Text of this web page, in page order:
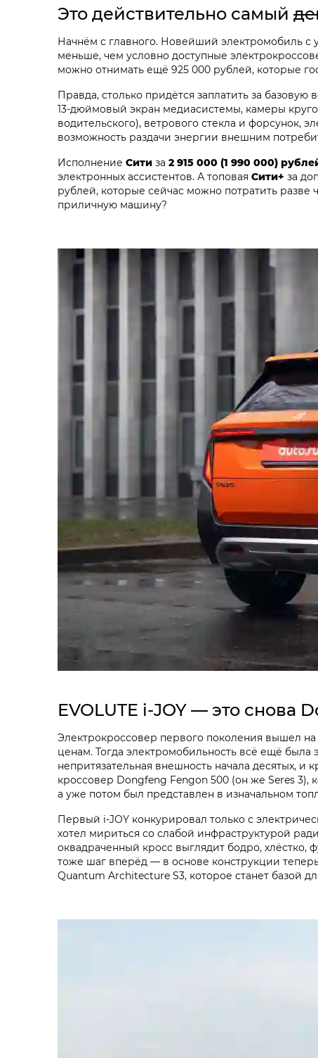
Это действительно самый
Начнём с главного. Новейший электромобиль
меньше, чем условно доступные
можно отнимать ещё 925 000 рублей, которые
Правда, столько придётся заплатить за
13-дюймовый экран медиасистемы, камеры
водительского), ветрового стекла и форсунок,
возможность раздачи энергии внешним
Исполнение Сити за 2 915 000 (1 990 000)
электронных ассистентов. А топовая Сити+ за
рублей, которые сейчас можно потратить разве
приличную машину?
EVOLUTE i‑JOY — это снова
Электрокроссовер первого поколения вышел
ценам. Тогда электромобильность всё ещё была
непритязательная внешность начала десятых,
кроссовер Dongfeng Fengon 500 (он же Seres 3),
а уже потом был представлен в изначальном
Первый i‑JOY конкурировал только с
хотел мириться со слабой инфраструктурой
оквадраченный кросс выглядит бодро, хлёстко,
тоже шаг вперёд — в основе конструкции
Quantum Architecture S3, которое станет базой